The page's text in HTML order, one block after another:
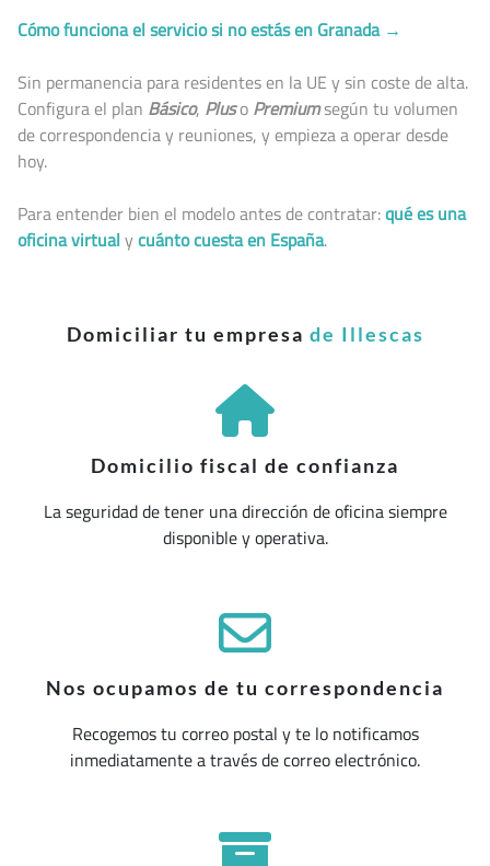
Cómo funciona el servicio si no estás en Granada →
Sin permanencia para residentes en la UE y sin coste de alta.
Configura el plan Básico, Pluso Premiumsegún tu volumen
de correspondencia y reuniones, y empieza a operar desde
hoy.
Para entender bien el modelo antes de contratar:qué es una
oficina virtual ycuánto cuesta en España.
Domiciliar tu empresa de Illescas
Domicilio fiscal de confianza
La seguridad de tener una dirección de oficina siempre
disponible y operativa.
Nos ocupamos de tu correspondencia
Recogemos tu correo postal y te lo notificamos
inmediatamente a través de correo electrónico.